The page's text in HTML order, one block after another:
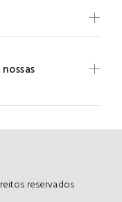
reservados